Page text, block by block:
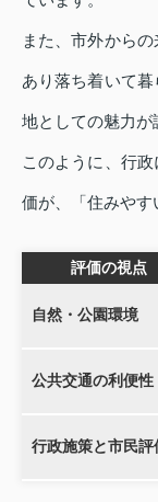
また、市外から
あり落ち着いて
地としての魅力が
このように、行
価が、「住みやす
評価の視点
自然・公園環境
公共交通の利便性
行政施策と市民評